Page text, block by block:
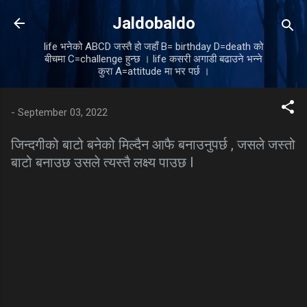
Skip to main content
Jaldobaldo
life भनेको ABCD जस्तै हो जहाँ B= birthday D=death को
बीचमा C=challenge हुन्छ । life कसरी अगाडी बढाउने भन्ने
कुरा A=attitude मा भर पर्छ ।
- September 03, 2022
जिन्दगीको बाटो बनेको मिल्दैन आफै बनाउनुपर्छ , जसले जस्तो
बाटो बनाउछ उसले त्यस्तै लक्ष्य पाउछ l